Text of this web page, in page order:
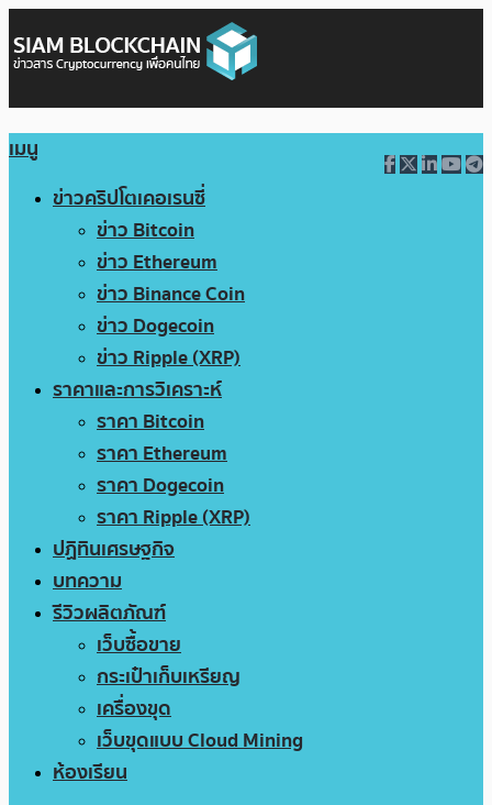
เมนู
ข่าวคริปโตเคอเรนซี่
ข่าว Bitcoin
ข่าว Ethereum
ข่าว Binance Coin
ข่าว Dogecoin
ข่าว Ripple (XRP)
ราคาและการวิเคราะห์
ราคา Bitcoin
ราคา Ethereum
ราคา Dogecoin
ราคา Ripple (XRP)
ปฏิทินเศรษฐกิจ
บทความ
รีวิวผลิตภัณฑ์
เว็บซื้อขาย
กระเป๋าเก็บเหรียญ
เครื่องขุด
เว็บขุดแบบ Cloud Mining
ห้องเรียน